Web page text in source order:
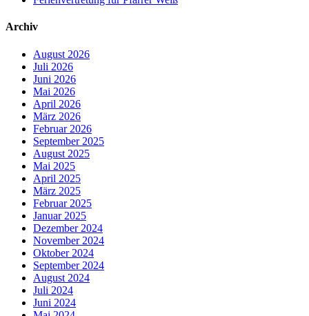
Archiv
August 2026
Juli 2026
Juni 2026
Mai 2026
April 2026
März 2026
Februar 2026
September 2025
August 2025
Mai 2025
April 2025
März 2025
Februar 2025
Januar 2025
Dezember 2024
November 2024
Oktober 2024
September 2024
August 2024
Juli 2024
Juni 2024